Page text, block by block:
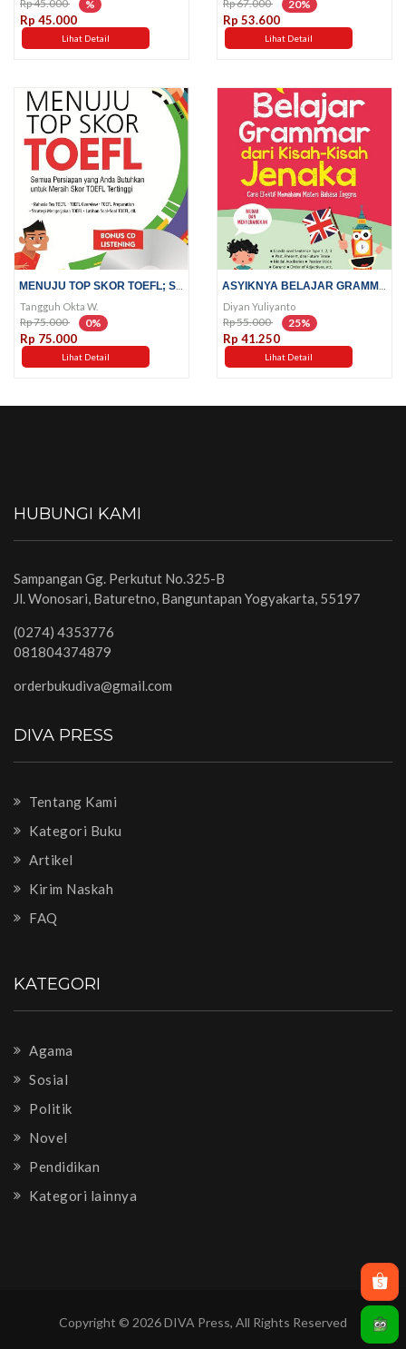
Rp 45.000 %
Rp 45.000
Lihat Detail
Rp 67.000 20%
Rp 53.600
Lihat Detail
Tangguh Okta W.
Rp 75.000 0%
Rp 75.000
Lihat Detail
Diyan Yuliyanto
Rp 55.000 25%
Rp 41.250
Lihat Detail
HUBUNGI KAMI
Sampangan Gg. Perkutut No.325-B
Jl. Wonosari, Baturetno, Banguntapan Yogyakarta, 55197
(0274) 4353776
081804374879
orderbukudiva@gmail.com
DIVA PRESS
Tentang Kami
Kategori Buku
Artikel
Kirim Naskah
FAQ
KATEGORI
Agama
Sosial
Politik
Novel
Pendidikan
Kategori lainnya
Copyright © 2026 DIVA Press, All Rights Reserved